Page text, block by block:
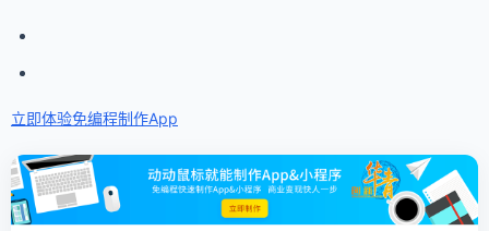
立即体验免编程制作App